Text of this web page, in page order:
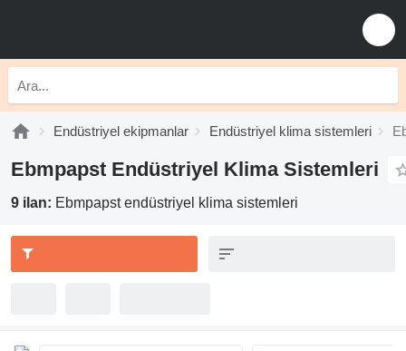
Endüstriyel ekipmanlar Endüstriyel klima sistemleri
Ebmpapst Endüstriyel Klima Sistemleri
9 ilan: Ebmpapst endüstriyel klima sistemleri